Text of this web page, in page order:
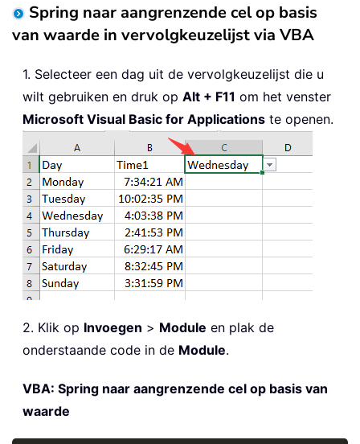
Spring naar aangrenzende cel op basis
van waarde in vervolgkeuzelijst via VBA
1. Selecteer een dag uit de vervolgkeuzelijst die u
wilt gebruiken en druk op Alt + F11 om het venster
Microsoft Visual Basic for Applications te openen.
2. Klik op Invoegen > Module en plak de
onderstaande code in de Module.
VBA: Spring naar aangrenzende cel op basis van
waarde